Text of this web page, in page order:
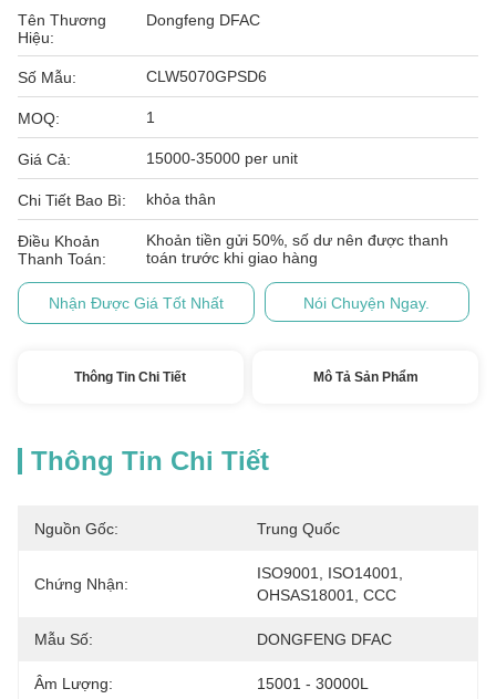
Tên Thương
Hiệu:
Dongfeng DFAC
Số Mẫu: CLW5070GPSD6
MOQ: 1
Giá Cả: 15000-35000 per unit
Chi Tiết Bao Bì: khỏa thân
Điều Khoản
Thanh Toán:
Khoản tiền gửi 50%, số dư nên được thanh
toán trước khi giao hàng
Nhận Được Giá Tốt Nhất Nói Chuyện Ngay.
Thông Tin Chi Tiết Mô Tả Sản Phẩm
Thông Tin Chi Tiết
Nguồn Gốc: Trung Quốc
Chứng Nhận:
ISO9001, ISO14001,
OHSAS18001, CCC
Mẫu Số: DONGFENG DFAC
Âm Lượng: 15001 - 30000L